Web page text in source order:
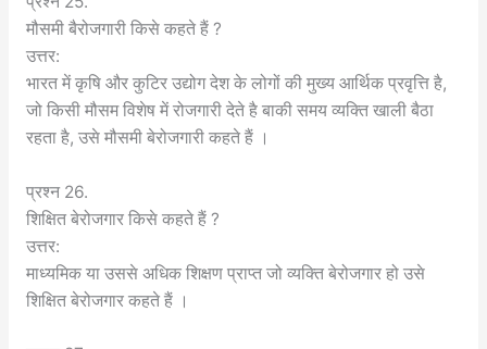
मौसमी बैरोजगारी किसे कहते हैं ?
उत्तर:
भारत में कृषि और कुटिर उद्योग देश के लोगों की मुख्य आर्थिक प्रवृत्ति है,
जो किसी मौसम विशेष में रोजगारी देते है बाकी समय व्यक्ति खाली बैठा
रहता है, उसे मौसमी बेरोजगारी कहते हैं ।
प्रश्न 26.
शिक्षित बेरोजगार किसे कहते हैं ?
उत्तर:
माध्यमिक या उससे अधिक शिक्षण प्राप्त जो व्यक्ति बेरोजगार हो उसे
शिक्षित बेरोजगार कहते हैं ।